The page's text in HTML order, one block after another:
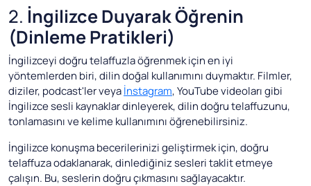
2. İngilizce Duyarak Öğrenin
(Dinleme Pratikleri)
İngilizceyi doğru telaffuzla öğrenmek için en iyi
yöntemlerden biri, dilin doğal kullanımını duymaktır. Filmler,
diziler, podcast'ler veyaİnstagram, YouTube videoları gibi
İngilizce sesli kaynaklar dinleyerek, dilin doğru telaffuzunu,
tonlamasını ve kelime kullanımını öğrenebilirsiniz.
İngilizce konuşma becerilerinizi geliştirmek için, doğru
telaffuza odaklanarak, dinlediğiniz sesleri taklit etmeye
çalışın. Bu, seslerin doğru çıkmasını sağlayacaktır.